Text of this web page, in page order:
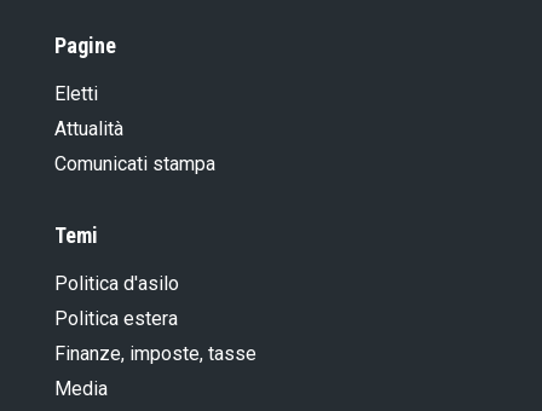
Pagine
Eletti
Attualità
Comunicati stampa
Temi
Politica d'asilo
Politica estera
Finanze, imposte, tasse
Media